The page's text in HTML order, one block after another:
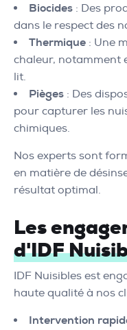
Biocides : Des
dans le respect des
Thermique : Une
chaleur, notamment
lit.
Pièges : Des
pour capturer les
chimiques.
Nos experts sont
en matière de
résultat optimal.
Les
d'IDF
IDF Nuisibles est
haute qualité à nos
Intervention